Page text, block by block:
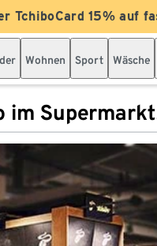
TchiboCard 15% auf
Wohnen Sport Wäsche
im